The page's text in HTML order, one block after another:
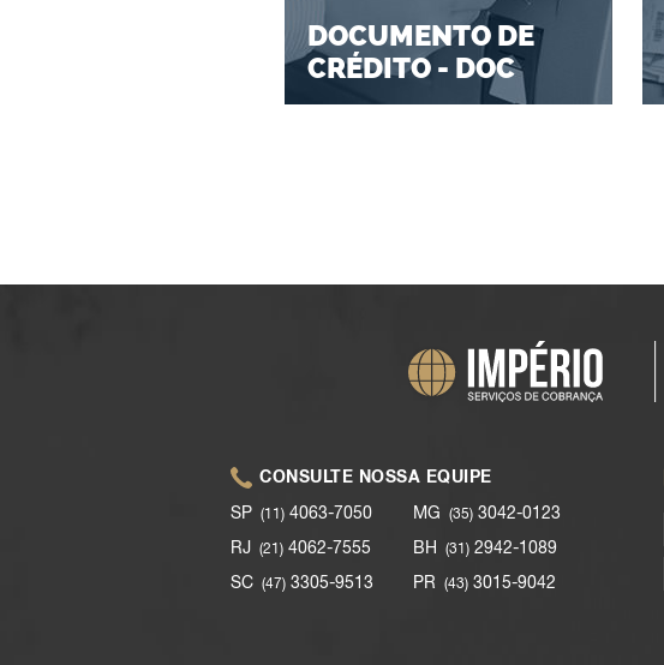
DOCUMENTO DE
CRÉDITO - DOC
CONSULTE NOSSA EQUIPE
SP (11) 4063-7050
RJ (21) 4062-7555
SC (47) 3305-9513
MG (35) 3042-0123
BH (31) 2942-1089
PR (43) 3015-9042